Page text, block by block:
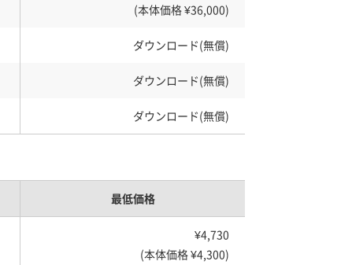
(本体価格 ¥36,000)
ダウンロード(無償)
ダウンロード(無償)
ダウンロード(無償)
最低価格
¥4,730
(本体価格 ¥4,300)